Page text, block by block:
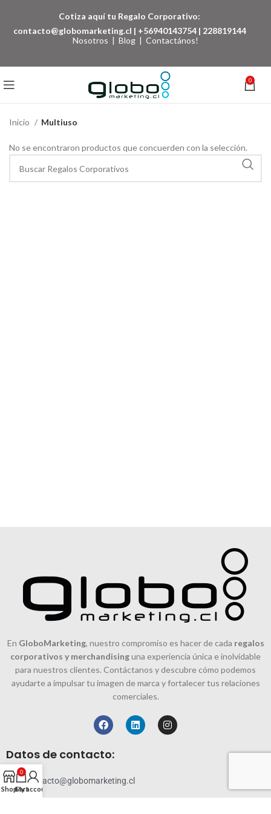
Cotiza aquí tu Regalo Corporativo:
contacto@globomarketing.cl | +56940143754 | 228819144
Nosotros | Blog | Contactános!
0
Inicio Multiuso
No se encontraron productos que concuerden con la selección.
En GloboMarketing, nuestro compromiso es hacer de cada regalos
corporativos y merchandisinguna experiencia única e inolvidable
para nuestros clientes. Contáctanos y descubre cómo podemos
ayudarte a impulsar tu imagen de marca y fortalecer tus relaciones
comerciales.
Datos de contacto:
contacto@globomarketing.cl
Shop
0
Cart
My account